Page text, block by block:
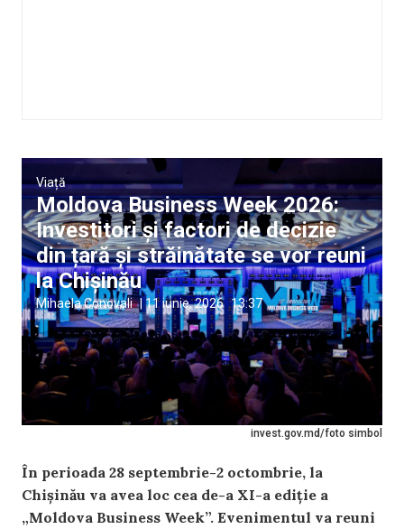
invest.gov.md/foto simbol
Viață
Moldova Business Week 2026:
Investitori și factori de decizie
din țară și străinătate se vor reuni
la Chișinău
Mihaela Conovali 11 iunie, 2026 13:37
În perioada 28 septembrie-2 octombrie, la
Chișinău va avea loc cea de-a XI-a ediție a
„Moldova Business Week”. Evenimentul va reuni